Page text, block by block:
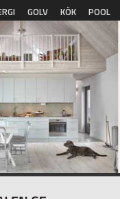
GOLV KÖK POOL